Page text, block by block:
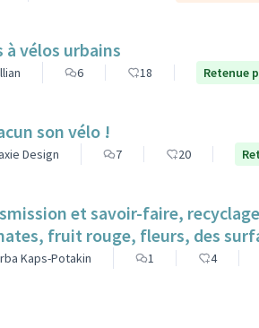
à vélos urbains
6 18 Retenue
son vélo !
Design 7 20
et savoir-faire,
fruit rouge, fleurs, des
Kaps-Potakin 1 4